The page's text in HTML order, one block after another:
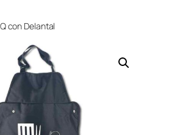
con Delantal